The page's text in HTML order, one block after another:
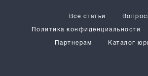
Все статьи
Политика конфиденциальности
Партнерам Каталог